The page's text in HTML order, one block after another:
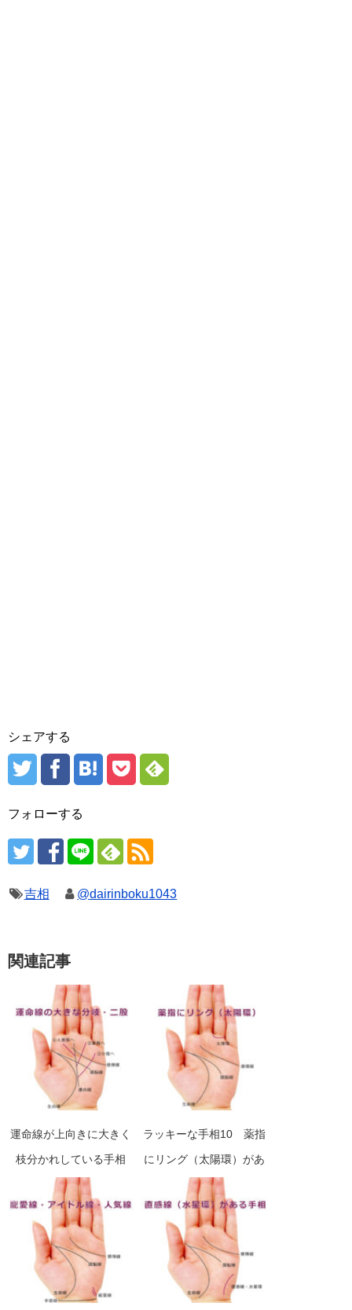
シェアする
フォローする
吉相 @dairinboku1043
関連記事
運命線が上向きに大きく
枝分かれしている手相
（運命線の分岐・支線）
ラッキーな手相10 薬指
にリング（太陽環）があ
る手相の見方